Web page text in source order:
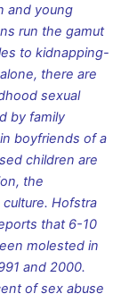
and young
run the gamut
to kidnapping-
there are
sexual
by family
boyfriends of a
children are
the
Hofstra
that 6-10
molested in
and 2000.
of sex abuse